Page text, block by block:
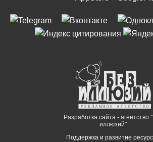
Разработка сайта - агентство
иллюзий"
Поддержка и развитие